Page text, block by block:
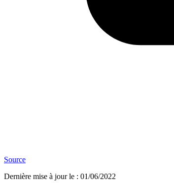
Source
Dernière mise à jour le : 01/06/2022